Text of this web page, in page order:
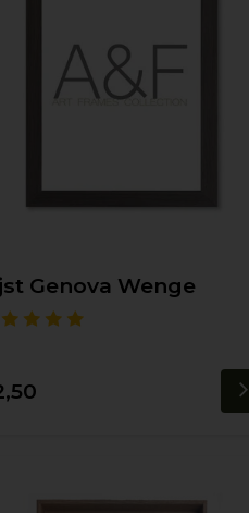
Genova Wenge